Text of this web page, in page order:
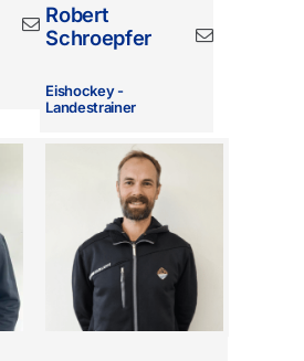
Robert
Schroepfer
Eishockey -
Landestrainer